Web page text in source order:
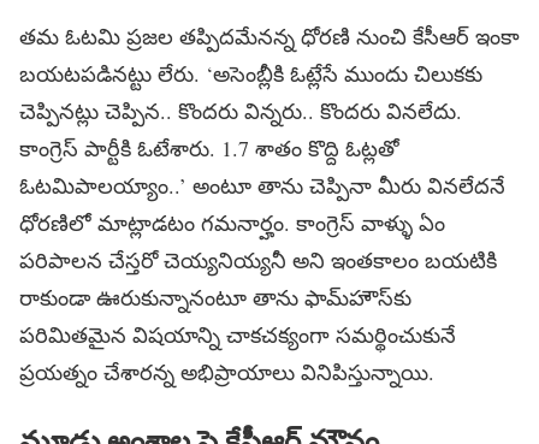
తమ ఓటమి ప్రజల తప్పిదమేనన్న ధోరణి నుంచి కేసీఆర్‌ ఇంకా
బయటపడినట్టు లేరు. ‘అసెంబ్లీకి ఓట్లేసే ముందు చిలుకకు
చెప్పినట్లు చెప్పిన.. కొందరు విన్నరు.. కొందరు వినలేదు.
కాంగ్రెస్ పార్టీకి ఓటేశారు. 1.7 శాతం కొద్ది ఓట్లతో
ఓటమిపాలయ్యాం..’ అంటూ తాను చెప్పినా మీరు వినలేదనే
ధోరణిలో మాట్లాడటం గమనార్హం. కాంగ్రెస్ వాళ్ళు ఏం
పరిపాలన చేస్తరో చెయ్యనియ్యనీ అని ఇంతకాలం బయటికి
రాకుండా ఊరుకున్నానంటూ తాను ఫామ్‌హౌస్‌కు
పరిమితమైన విషయాన్ని చాకచక్యంగా సమర్థించుకునే
ప్రయత్నం చేశారన్న అభిప్రాయాలు వినిపిస్తున్నాయి.